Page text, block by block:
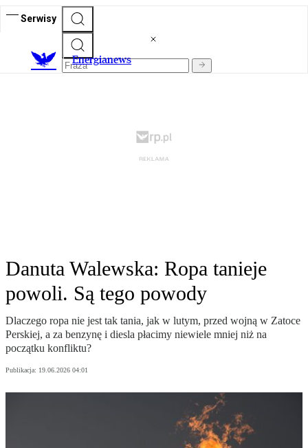
Serwisy
Energianews
Danuta Walewska: Ropa tanieje
powoli. Są tego powody
Dlaczego ropa nie jest tak tania, jak w lutym, przed wojną w Zatoce
Perskiej, a za benzynę i diesla płacimy niewiele mniej niż na
początku konfliktu?
Publikacja: 19.06.2026 04:01